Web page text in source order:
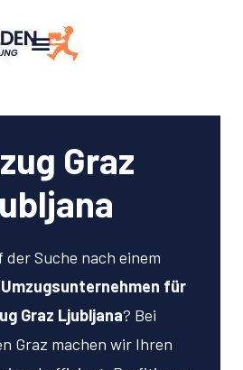
Graz
der Suche nach einem
für
Graz Ljubljana? Bei
Graz machen wir Ihren